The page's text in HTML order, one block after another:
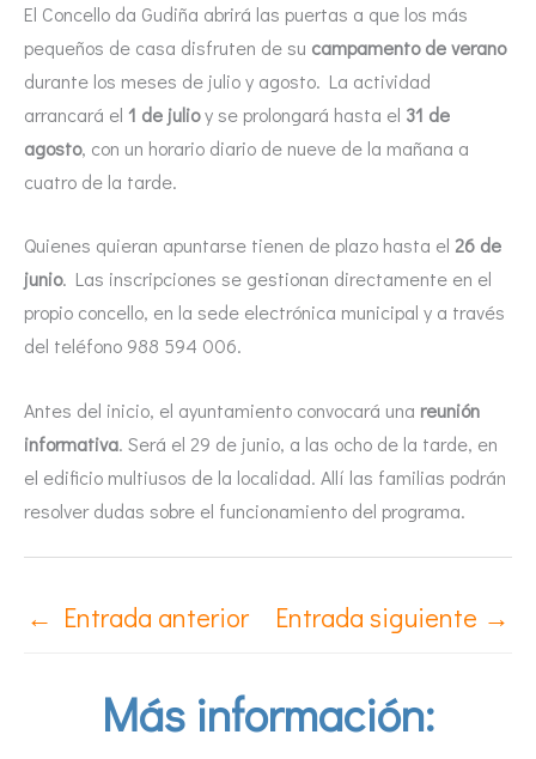
El Concello da Gudiña abrirá las puertas a que los más
pequeños de casa disfruten de su campamento de verano
durante los meses de julio y agosto. La actividad
arrancará el 1 de julioy se prolongará hasta el 31 de
agosto, con un horario diario de nueve de la mañana a
cuatro de la tarde.
Quienes quieran apuntarse tienen de plazo hasta el 26 de
junio. Las inscripciones se gestionan directamente en el
propio concello, en la sede electrónica municipal y a través
del teléfono 988 594 006.
Antes del inicio, el ayuntamiento convocará una reunión
informativa. Será el 29 de junio, a las ocho de la tarde, en
el edificio multiusos de la localidad. Allí las familias podrán
resolver dudas sobre el funcionamiento del programa.
← Entrada anterior Entrada siguiente →
Más información: